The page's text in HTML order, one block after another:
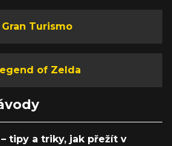
Gran Turismo
of Zelda
tipy a triky, jak přežít v